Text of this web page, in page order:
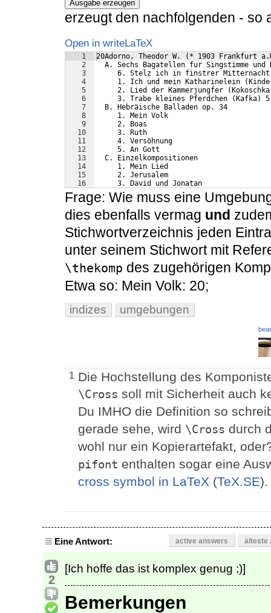
Ausgabe erzeugen
erzeugt den nachfolgenden - so
Open in writeLaTeX
1
2
3
4
5
6
7
8
9
10
11
12
13
14
15
16
20Adorno, Theodor W. (* 1903 Frankfurt
A. Sechs Bagatellen fur Singstimme
6. Stelz ich in finstrer Mitternacht
1. Ich und mein Katharinelein
2. Lied der Kammerjungfer
3. Trabe kleines Pferdchen (Kafka)
  B. Hebräische Balladen op. 34
1. Mein Volk
2. Boas
3. Ruth
4. Versöhnung
5. An Gott
  C. Einzelkompositionen
1. Mein Lied
2. Jerusalem
3. David und Jonatan
Frage: Wie muss eine
dies ebenfalls vermag und
Stichwortverzeichnis jeden
unter seinem Stichwort mit
\thekomp des zugehörigen
Etwa so: Mein Volk: 20;
indizes umgebungen
1 Die Hochstellung des
\Cross soll mit Sicherheit auch
Du IMHO die Definition so
gerade sehe, wird \Cross durch
wohl nur ein Kopierartefakt,
pifont enthalten sogar eine
cross symbol in LaTeX (TeX.SE).
Eine Antwort: active answers älteste
2
[Ich hoffe das ist komplex genug ;)]
Bemerkungen